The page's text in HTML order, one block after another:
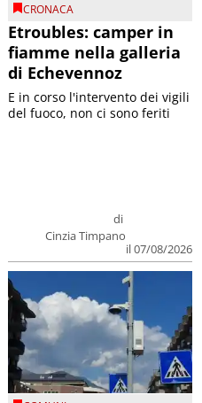
CRONACA
Etroubles: camper in
fiamme nella galleria
di Echevennoz
di
Cinzia Timpano
il 07/08/2026
E in corso l'intervento dei vigili
del fuoco, non ci sono feriti